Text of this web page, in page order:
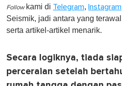
Follow kami di Telegram, Instagram
Seismik, jadi antara yang
serta artikel-artikel menarik.
Secara logiknya, tiada
perceraian setelah